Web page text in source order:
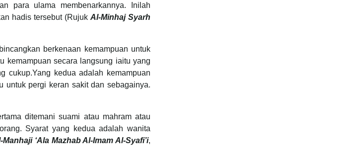
para ulama membenarkannya. Inilah
hadis tersebut (Rujuk Al-Minhaj Syarh
berkenaan kemampuan untuk
kemampuan secara langsung iaitu yang
cukup.Yang kedua adalah kemampuan
untuk pergi keran sakit dan sebagainya.
ditemani suami atau mahram atau
Syarat yang kedua adalah wanita
Manhaji ‘Ala Mazhab Al-Imam Al-Syafi’i,